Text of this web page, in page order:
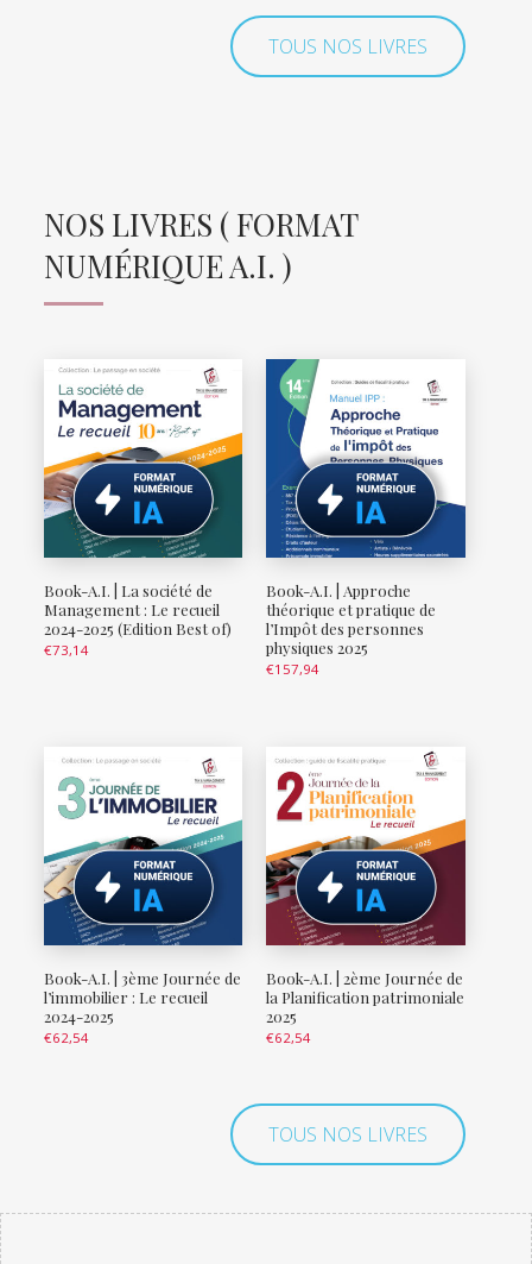
TOUS NOS LIVRES
NOS LIVRES ( FORMAT
NUMÉRIQUE A.I. )
Book-A.I. | La société de
Management : Le recueil
2024-2025 (Edition Best of)
€73,14
Book-A.I. | Approche
théorique et pratique de
l’Impôt des personnes
physiques 2025
€157,94
Book-A.I. | 3ème Journée de
l’immobilier : Le recueil
2024-2025
€62,54
Book-A.I. | 2ème Journée de
la Planification patrimoniale
2025
€62,54
TOUS NOS LIVRES